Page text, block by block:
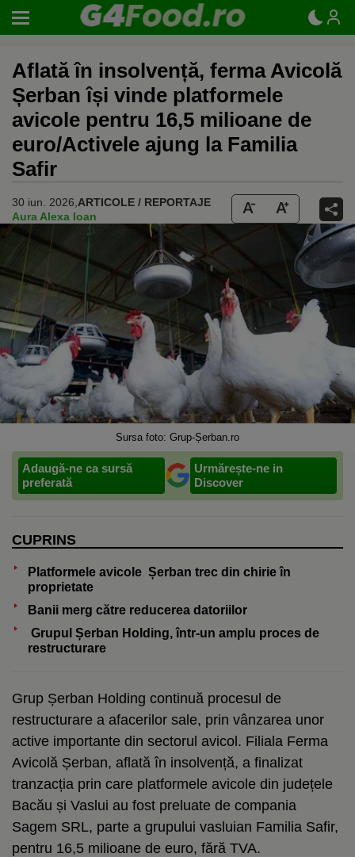
Aflată în insolvență, ferma Avicolă
Șerban își vinde platformele
avicole pentru 16,5 milioane de
euro/Activele ajung la Familia
Safir
30 iun. 2026, ARTICOLE / REPORTAJE
Aura Alexa Ioan
Sursa foto: Grup-Șerban.ro
Adaugă-ne ca sursă
preferată
Urmărește-ne in
Discover
CUPRINS
Platformele avicole Șerban trec din chirie în
proprietate
Banii merg către reducerea datoriilor
Grupul Șerban Holding, într-un amplu proces de
restructurare
Grup Șerban Holding continuă procesul de
restructurare a afacerilor sale, prin vânzarea unor
active importante din sectorul avicol. Filiala Ferma
Avicolă Șerban, aflată în insolvență, a finalizat
tranzacția prin care platformele avicole din județele
Bacău și Vaslui au fost preluate de compania
Sagem SRL, parte a grupului vasluian Familia Safir,
pentru 16,5 milioane de euro, fără TVA.